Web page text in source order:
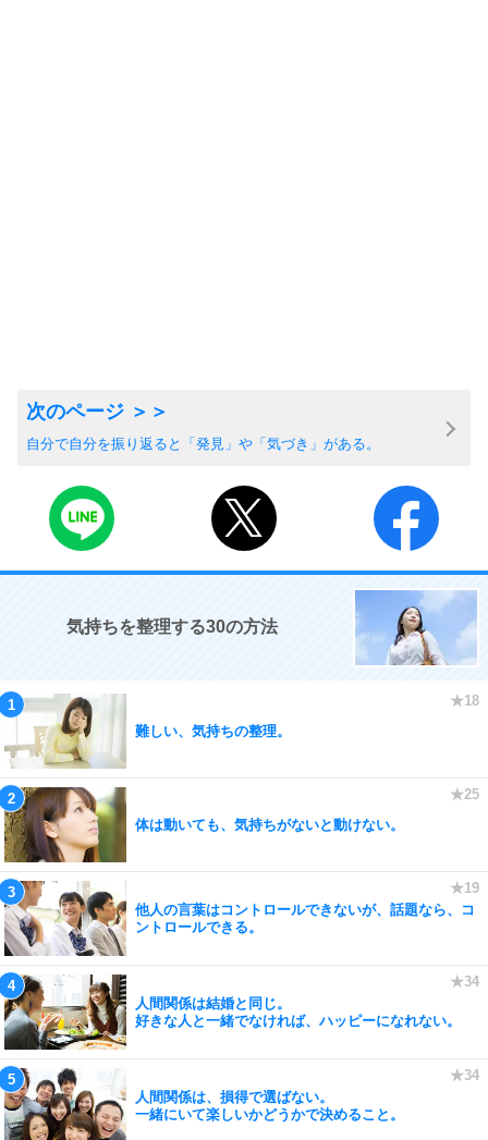
自分で自分を振り返ると「発見」や「気づき」がある。
気持ちを整理する30の方法
難しい、気持ちの整理。
体は動いても、気持ちがないと動けない。
他人の言葉はコントロールできないが、話題なら、コ
ントロールできる。
人間関係は結婚と同じ。
好きな人と一緒でなければ、ハッピーになれない。
人間関係は、損得で選ばない。
一緒にいて楽しいかどうかで決めること。